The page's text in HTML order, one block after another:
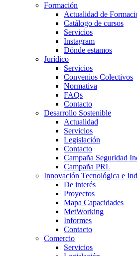
Formación
Actualidad de
Catálogo de cursos
Servicios
Instagram
Dónde estamos
Jurídico
Servicios
Convenios Colectivos
Normativa
FAQs
Contacto
Desarrollo Sostenible
Actualidad
Servicios
Legislación
Contacto
Campaña Seguridad
Campaña PRL
Innovación Tecnológica e
De interés
Proyectos
Mapa Capacidades
MetWorking
Informes
Contacto
Comercio
Servicios